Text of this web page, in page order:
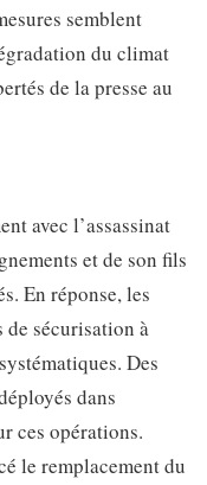
semblent
du climat
de la presse au
avec l’assassinat
et de son fils
En réponse, les
sécurisation à
Des
dans
ces opérations.
le remplacement du